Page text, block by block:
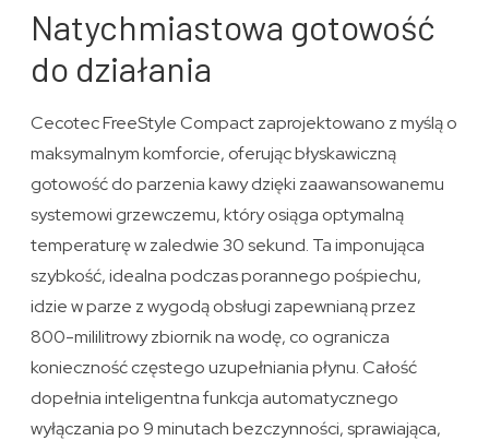
Natychmiastowa gotowość
do działania
Cecotec FreeStyle Compact zaprojektowano z myślą o
maksymalnym komforcie, oferując błyskawiczną
gotowość do parzenia kawy dzięki zaawansowanemu
systemowi grzewczemu, który osiąga optymalną
temperaturę w zaledwie 30 sekund. Ta imponująca
szybkość, idealna podczas porannego pośpiechu,
idzie w parze z wygodą obsługi zapewnianą przez
800-mililitrowy zbiornik na wodę, co ogranicza
konieczność częstego uzupełniania płynu. Całość
dopełnia inteligentna funkcja automatycznego
wyłączania po 9 minutach bezczynności, sprawiająca,